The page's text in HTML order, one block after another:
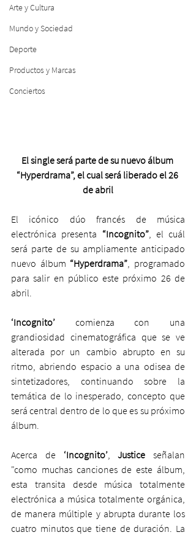
Arte y Cultura
Mundo y Sociedad
Deporte
Productos y Marcas
Conciertos
El single será parte de su nuevo álbum
“Hyperdrama”, el cual será liberado el 26
de abril
El icónico dúo francés de música
electrónica presenta “Incognito”, el cuál
será parte de su ampliamente anticipado
nuevo álbum “Hyperdrama”, programado
para salir en público este próximo 26 de
abril.
‘Incognito’ comienza con una
grandiosidad cinematográfica que se ve
alterada por un cambio abrupto en su
ritmo, abriendo espacio a una odisea de
sintetizadores, continuando sobre la
temática de lo inesperado, concepto que
será central dentro de lo que es su próximo
álbum.
Acerca de ‘Incognito’, Justice señalan
"como muchas canciones de este álbum,
esta transita desde música totalmente
electrónica a música totalmente orgánica,
de manera múltiple y abrupta durante los
cuatro minutos que tiene de duración. La